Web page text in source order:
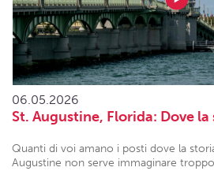
06.05.2026
St. Augustine, Florida: Dove
Quanti di voi amano i posti dove la
Augustine non serve immaginare